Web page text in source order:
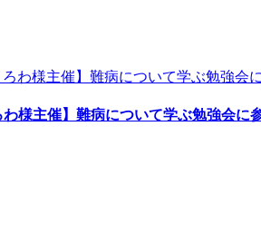
様主催】難病について学ぶ勉強会に